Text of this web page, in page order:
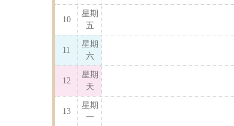
10
星期
五
11
星期
六
12
星期
天
13
星期
一